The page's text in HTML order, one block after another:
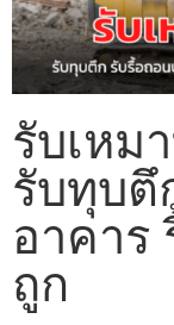
รับเหม
รับทุบตึ
อาคาร
ถูก